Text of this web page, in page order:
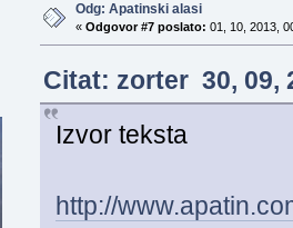
Odg: Apatinski alasi
« Odgovor #7 poslato: 01, 10, 2013,
Citat: zorter 30, 09,
Izvor teksta
http://